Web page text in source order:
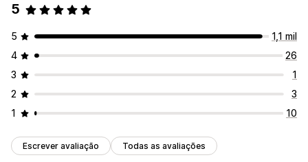
5
5
1,1 mil
4
26
3
1
2
3
1
10
Escrever avaliação Todas as avaliações